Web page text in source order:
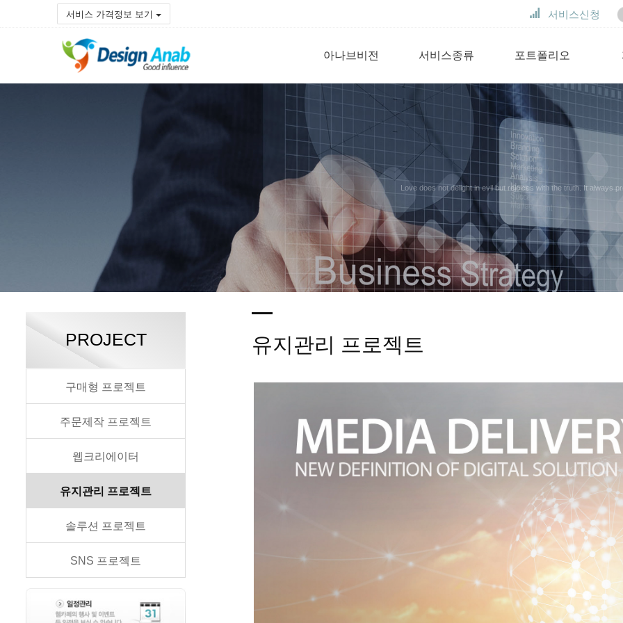
서비스신청
서비스 가격정보 보기
아나브비전 서비스종류 포트폴리오
Love does not delight in evil but rejoices with the truth. It always
PROJECT
구매형 프로젝트
주문제작 프로젝트
웹크리에이터
유지관리 프로젝트
솔루션 프로젝트
SNS 프로젝트
유지관리 프로젝트